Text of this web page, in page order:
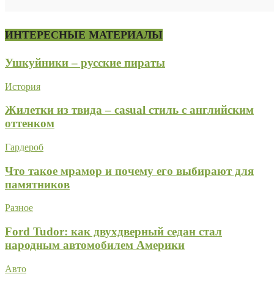
ИНТЕРЕСНЫЕ МАТЕРИАЛЫ
Ушкуйники – русские пираты
История
Жилетки из твида – casual стиль с английским
оттенком
Гардероб
Что такое мрамор и почему его выбирают для
памятников
Разное
Ford Tudor: как двухдверный седан стал
народным автомобилем Америки
Авто